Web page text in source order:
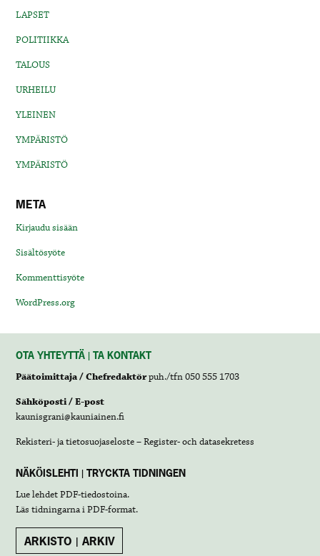
LAPSET
POLITIIKKA
TALOUS
URHEILU
YLEINEN
YMPÄRISTÖ
YMPÄRISTÖ
META
Kirjaudu sisään
Sisältösyöte
Kommenttisyöte
WordPress.org
OTA YHTEYTTÄ | TA KONTAKT
Päätoimittaja / Chefredaktörpuh./tfn 050 555 1703
Sähköposti / E-post
kaunisgrani@kauniainen.fi
Rekisteri- ja tietosuojaseloste – Register- och datasekretess
NÄKÖISLEHTI | TRYCKTA TIDNINGEN
Lue lehdetPDF-tiedostoina.
Läs tidningarna iPDF-format.
ARKISTO | ARKIV